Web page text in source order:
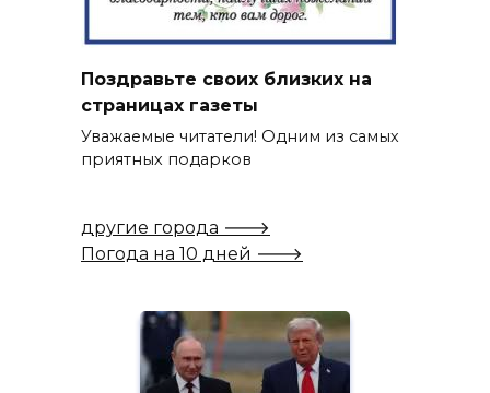
Поздравьте своих близких на
страницах газеты
Уважаемые читатели! Одним из самых
приятных подарков
другие города 🡒
Погода на 10 дней 🡒